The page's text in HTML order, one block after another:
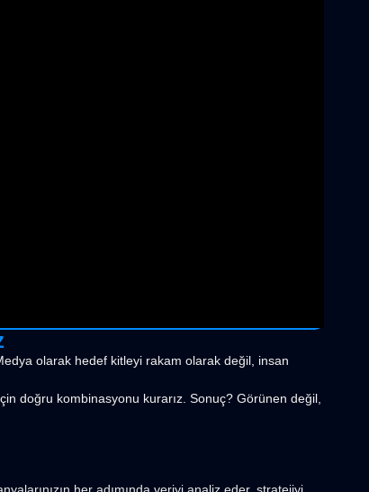
olarak hedef kitleyi rakam olarak değil, insan
doğru kombinasyonu kurarız. Sonuç? Görünen değil,